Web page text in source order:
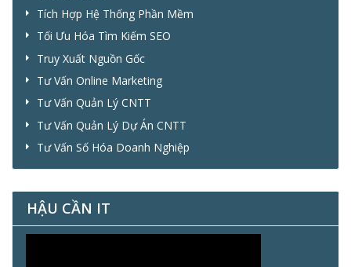
Tích Hợp Hệ Thống Phần Mềm
Tối Ưu Hóa Tìm Kiếm SEO
Truy Xuất Nguồn Gốc
Tư Vấn Online Marketing
Tư Vấn Quản Lý CNTT
Tư Vấn Quản Lý Dự Án CNTT
Tư Vấn Số Hóa Doanh Nghiệp
HẬU CẦN IT